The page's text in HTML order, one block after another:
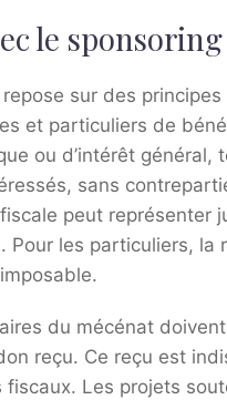
le sponsoring
repose sur des principes
et particuliers de
ou d’intérêt
sans
peut représenter
Pour les particuliers, la
du mécénat
reçu. Ce reçu est
Les projets